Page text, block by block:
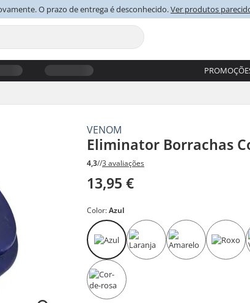
O prazo de entrega é desconhecido.Ver produtos
VENOM
Eliminator Borrachas
4,3//3 avaliações
13,95 €
Color:Azul